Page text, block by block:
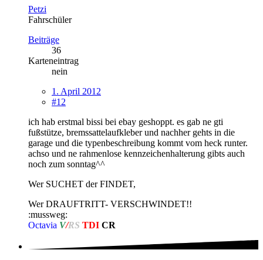
Petzi
Fahrschüler
Beiträge
36
Karteneintrag
nein
1. April 2012
#12
ich hab erstmal bissi bei ebay geshoppt. es gab ne gti
fußstütze, bremssattelaufkleber und nachher gehts in die
garage und die typenbeschreibung kommt vom heck runter.
achso und ne rahmenlose kennzeichenhalterung gibts auch
noch zum sonntag^^
Wer SUCHET der FINDET,
Wer DRAUFTRITT- VERSCHWINDET!!
:mussweg:
Octavia V/RS TDI CR